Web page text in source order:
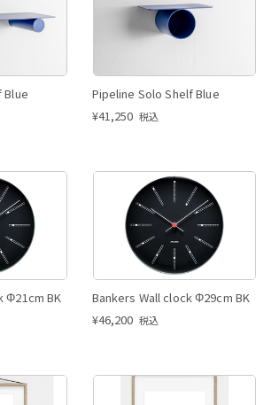
Blue
Pipeline Solo Shelf Blue
¥41,250 税込
Φ21cm BK
Bankers Wall clock Φ29cm BK
¥46,200 税込